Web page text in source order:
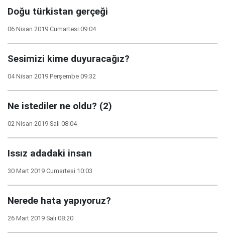
Doğu türkistan gerçeği
06 Nisan 2019 Cumartesi 09:04
Sesimizi kime duyuracağız?
04 Nisan 2019 Perşembe 09:32
Ne istediler ne oldu? (2)
02 Nisan 2019 Salı 08:04
Issız adadaki insan
30 Mart 2019 Cumartesi 10:03
Nerede hata yapıyoruz?
26 Mart 2019 Salı 08:20